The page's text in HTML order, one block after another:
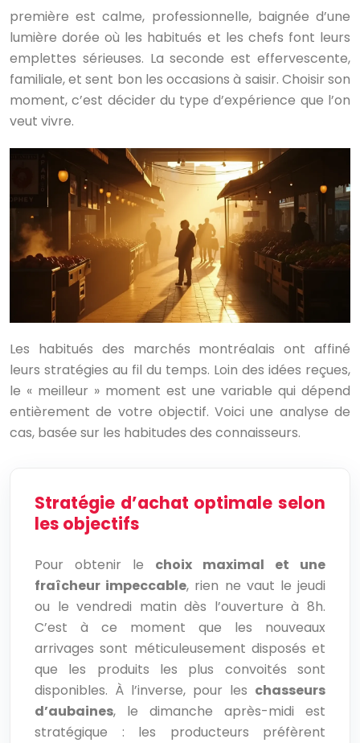
première est calme, professionnelle, baignée d’une
lumière dorée où les habitués et les chefs font leurs
emplettes sérieuses. La seconde est effervescente,
familiale, et sent bon les occasions à saisir. Choisir son
moment, c’est décider du type d’expérience que l’on
veut vivre.
Les habitués des marchés montréalais ont affiné
leurs stratégies au fil du temps. Loin des idées reçues,
le « meilleur » moment est une variable qui dépend
entièrement de votre objectif. Voici une analyse de
cas, basée sur les habitudes des connaisseurs.
Stratégie d’achat optimale selon
les objectifs
Pour obtenir le choix maximal et une
fraîcheur impeccable, rien ne vaut le jeudi
ou le vendredi matin dès l’ouverture à 8h.
C’est à ce moment que les nouveaux
arrivages sont méticuleusement disposés et
que les produits les plus convoités sont
disponibles. À l’inverse, pour les chasseurs
d’aubaines, le dimanche après-midi est
stratégique : les producteurs préfèrent